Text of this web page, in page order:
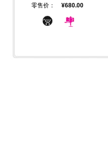
零售价：
¥680.00